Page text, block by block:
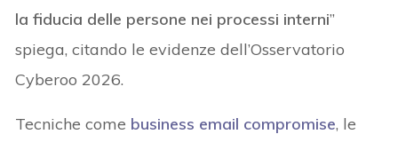
la fiducia delle persone nei processi interni”
spiega, citando le evidenze dell’Osservatorio
Cyberoo 2026.
Tecniche come business email compromise, le